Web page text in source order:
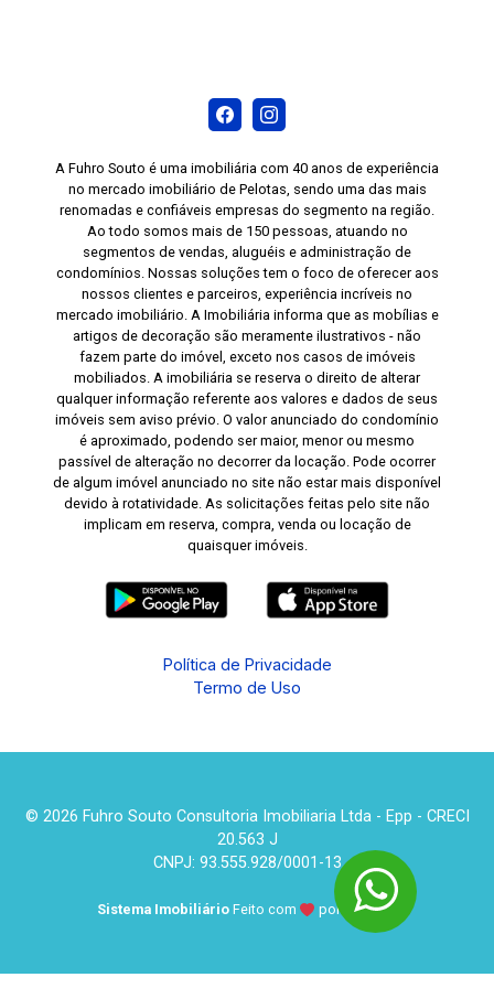
áreas molhadas, facilitando a limpeza e a
oferecendo mais segurança para famílias com
crianças e animais de estimação. Ar-
condicionado split instalado no dormitório
principal. Se você procura um apartamento que
ofereça conforto, praticidade e uma excelente
localização, esta é uma ótima oportunidade.
Agende sua visita e conheça pessoalmente
todos os detalhes deste imóvel no Condomínio
Albatroz.
A Fuhro Souto é uma imobiliária com 40 anos de experiência
no mercado imobiliário de Pelotas, sendo uma das mais
renomadas e confiáveis empresas do segmento na região.
Ao todo somos mais de 150 pessoas, atuando no
segmentos de vendas, aluguéis e administração de
condomínios. Nossas soluções tem o foco de oferecer aos
nossos clientes e parceiros, experiência incríveis no
mercado imobiliário. A Imobiliária informa que as mobílias e
artigos de decoração são meramente ilustrativos - não
fazem parte do imóvel, exceto nos casos de imóveis
mobiliados. A imobiliária se reserva o direito de alterar
qualquer informação referente aos valores e dados de seus
imóveis sem aviso prévio. O valor anunciado do condomínio
é aproximado, podendo ser maior, menor ou mesmo
passível de alteração no decorrer da locação. Pode ocorrer
de algum imóvel anunciado no site não estar mais disponível
devido à rotatividade. As solicitações feitas pelo site não
implicam em reserva, compra, venda ou locação de
quaisquer imóveis.
Política de Privacidade
Termo de Uso
© 2026 Fuhro Souto Consultoria Imobiliaria Ltda - Epp - CRECI
20.563 J
CNPJ: 93.555.928/0001-13
Sistema Imobiliário Feito com por KUROLE